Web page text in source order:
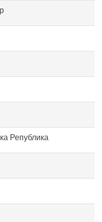
Република